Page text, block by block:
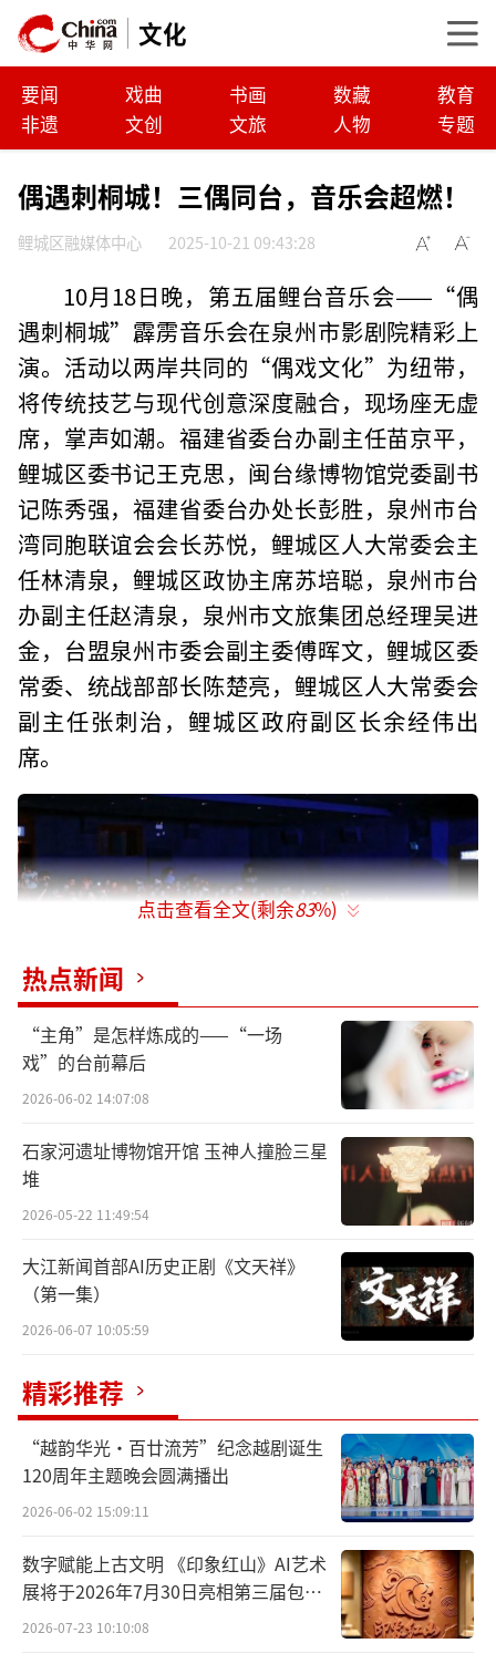
文化
要闻 戏曲 书画 数藏
教育
非遗
文创 文旅 人物 专题
偶遇刺桐城！三偶同台，音乐会超燃！
鲤城区融媒体中心 2025-10-21 09:43:28
10月18日晚，第五届鲤台音乐会——“偶
遇刺桐城”霹雳音乐会在泉州市影剧院精彩上
演。活动以两岸共同的“偶戏文化”为纽带，
将传统技艺与现代创意深度融合，现场座无虚
席，掌声如潮。福建省委台办副主任苗京平，
鲤城区委书记王克思，闽台缘博物馆党委副书
记陈秀强，福建省委台办处长彭胜，泉州市台
湾同胞联谊会会长苏悦，鲤城区人大常委会主
任林清泉，鲤城区政协主席苏培聪，泉州市台
办副主任赵清泉，泉州市文旅集团总经理吴进
金，台盟泉州市委会副主委傅晖文，鲤城区委
常委、统战部部长陈楚亮，鲤城区人大常委会
副主任张刺治，鲤城区政府副区长余经伟出
席。
作为“世遗古城·泉台闽风”文旅交流系
列活动之一，音乐会以“偶遇刺桐城”为主
泉州提线木偶、掌中木偶与台湾霹雳布袋戏三
大艺术团队同台亮相，为现场观众带来视听盛
点击查看全文(剩余83%)
热点新闻
“主角”是怎样炼成的——“一场
戏”的台前幕后
2026-06-02 14:07:08
石家河遗址博物馆开馆 玉神人撞脸三星
堆
2026-05-22 11:49:54
大江新闻首部AI历史正剧《文天祥》
（第一集）
2026-06-07 10:05:59
精彩推荐
“越韵华光·百廿流芳”纪念越剧诞生
120周年主题晚会圆满播出
2026-06-02 15:09:11
数字赋能上古文明 《印象红山》AI艺术
展将于2026年7月30日亮相第三届包头
艺博会
2026-07-23 10:10:08